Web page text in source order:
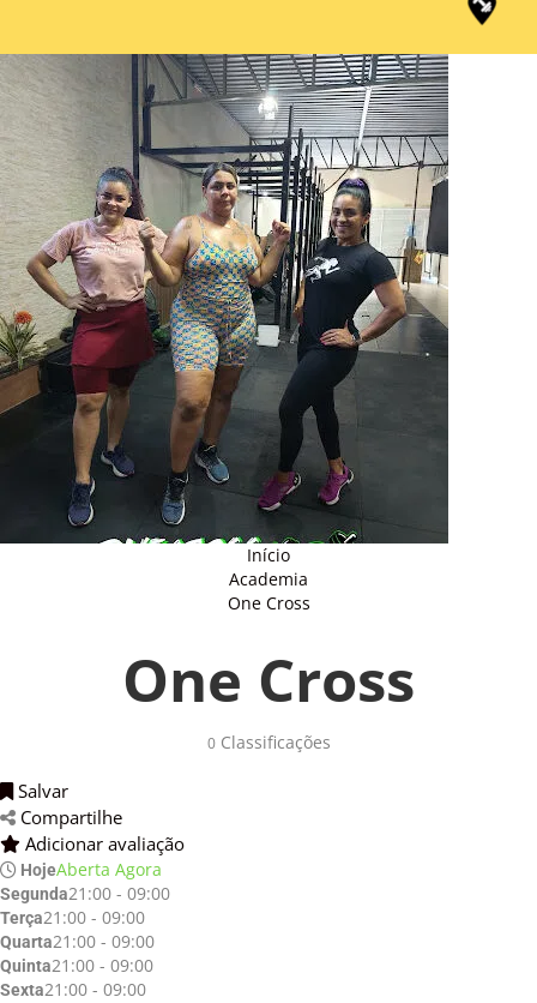
Início
Academia
One Cross
One Cross
0Classificações
Salvar
Compartilhe
Adicionar avaliação
HojeAberta Agora
Segunda21:00 - 09:00
Terça21:00 - 09:00
Quarta21:00 - 09:00
Quinta21:00 - 09:00
Sexta21:00 - 09:00